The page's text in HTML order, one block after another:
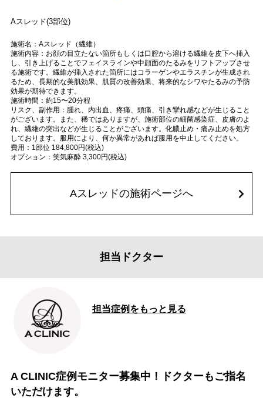
Aスレッド(3部位)
施術名：Aスレッド（繊維）
施術内容：お顔の目立たない箇所もしくは口腔から溶ける繊維を皮下へ挿入
し、引き上げることでフェイスラインや中顔面のたるみをリフトアップさせ
る施術です。繊維が挿入された箇所にはコラーゲンやエラスチンが生成され
るため、長期的な美肌効果、肌質の改善効果、将来的なシワやたるみの予防
効果が期待できます。
施術時間：約15〜20分程
リスク、副作用：腫れ、内出血、疼痛、頭痛、引き攣れ感などが生じること
がございます。また、稀ではありますが、施術部位の細菌感染症、皮膚のよ
れ、繊維の突出などが生じることがございます。化膿止め・痛み止めを処方
しております。服用により、何か異常があれば服用を中止してください。
費用：1部位 184,800円(税込)
オプション：笑気麻酔 3,300円(税込)
Aスレッドの施術ページへ
担当ドクター
担当症例をもっと見る
A CLINIC症例モニター募集中！ドクターもご指名
いただけます。